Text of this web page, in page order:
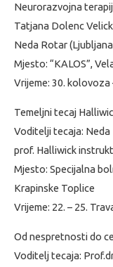
Neurorazvojna
Tatjana Dolenc
Neda Rotar
Mjesto: “KALOS”,
Vrijeme: 30. kolovoza
Temeljni tecaj
Voditelji tecaja:
prof. Halliwick
Mjesto: Specijalna
Krapinske Toplice
Vrijeme: 22. – 25.
Od nespretnosti do
Voditelj tecaja: